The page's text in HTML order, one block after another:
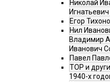
Николай
Егор
Нил
Владимир
Иванович
Павел
ТОР и
1940-х